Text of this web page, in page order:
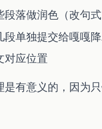
段落做润色（改句
段单独提交给嘎嘎
对应位置
是有意义的，因为